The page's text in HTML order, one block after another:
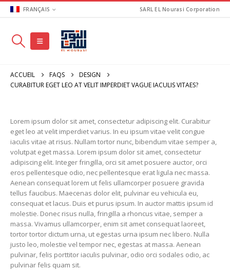
FRANÇAIS SARL EL Nourasi Corporation
ACCUEIL FAQS
DESIGN
CURABITUR EGET LEO AT VELIT IMPERDIET VAGUE IACULIS VITAES?
Lorem ipsum dolor sit amet, consectetur adipiscing elit. Curabitur
eget leo at velit imperdiet varius. In eu ipsum vitae velit congue
iaculis vitae at risus. Nullam tortor nunc, bibendum vitae semper a,
volutpat eget massa. Lorem ipsum dolor sit amet, consectetur
adipiscing elit. Integer fringilla, orci sit amet posuere auctor, orci
eros pellentesque odio, nec pellentesque erat ligula nec massa.
Aenean consequat lorem ut felis ullamcorper posuere gravida
tellus faucibus. Maecenas dolor elit, pulvinar eu vehicula eu,
consequat et lacus. Duis et purus ipsum. In auctor mattis ipsum id
molestie. Donec risus nulla, fringilla a rhoncus vitae, semper a
massa. Vivamus ullamcorper, enim sit amet consequat laoreet,
tortor tortor dictum urna, ut egestas urna ipsum nec libero. Nulla
justo leo, molestie vel tempor nec, egestas at massa. Aenean
pulvinar, felis porttitor iaculis pulvinar, odio orci sodales odio, ac
pulvinar felis quam sit.